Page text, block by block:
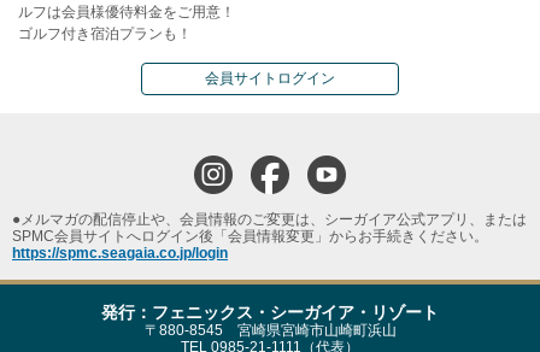
ルフは会員様優待料金をご用意！
ゴルフ付き宿泊プランも！
会員サイトログイン
●メルマガの配信停止や、会員情報のご変更は、シーガイア公式アプリ、または
SPMC会員サイトへログイン後「会員情報変更」からお手続きください。
https://spmc.seagaia.co.jp/login
発行：フェニックス・シーガイア・リゾート
〒880-8545 宮崎県宮崎市山崎町浜山
TEL 0985-21-1111（代表）